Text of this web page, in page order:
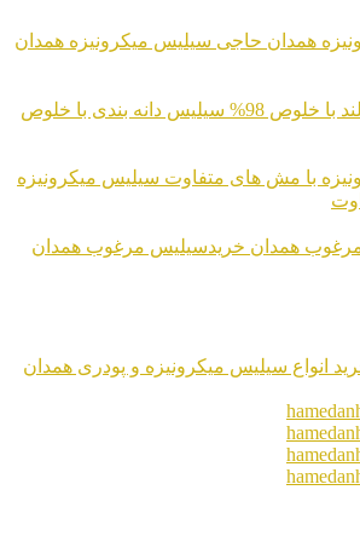
سیلیس میکرونیزه همدان
سیلیس دانه بندی با خلوص
سیلیس میکرونیزه
خریدسیلیس مرغوب همدان
انواع سیلیس میکرونیزه و پودری همدان